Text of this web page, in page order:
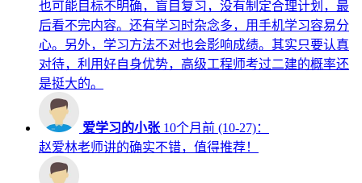
也可能目标不明确，盲目复习，没有制定合理计划，最
后看不完内容。还有学习时杂念多，用手机学习容易分
心。另外，学习方法不对也会影响成绩。其实只要认真
对待，利用好自身优势，高级工程师考过二建的概率还
是挺大的。
爱学习的小张 10个月前 (10-27)：
赵爱林老师讲的确实不错，值得推荐！